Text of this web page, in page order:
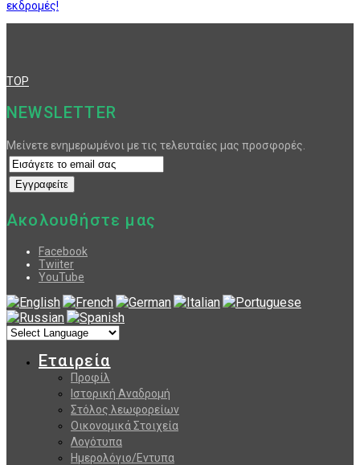
εκδρομές!
TOP
NEWSLETTER
Μείνετε ενημερωμένοι με τις τελευταίες μας προσφορές.
Ακολουθήστε μας
Facebook
Twiiter
YouTube
Εταιρεία
Προφίλ
Ιστορική Αναδρομή
Στόλος λεωφορείων
Οικονομικά Στοιχεία
Λογότυπα
Ημερολόγιο/Εντυπα